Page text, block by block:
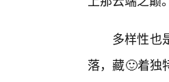
多样性也
落，藏🙂着独